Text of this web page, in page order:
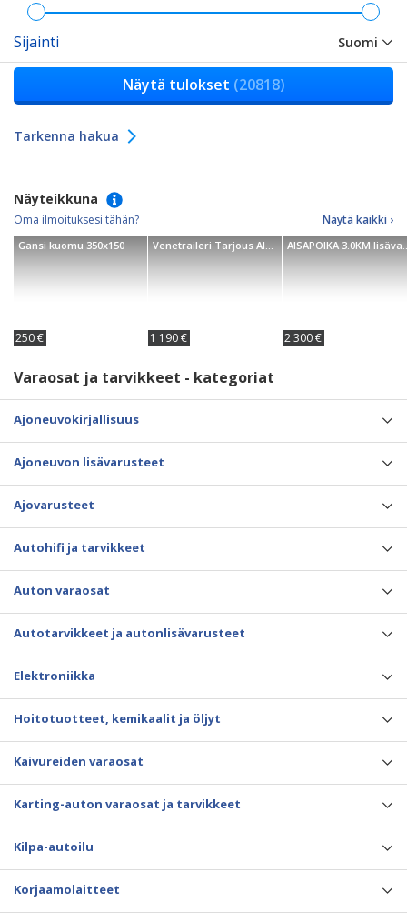
Suomi
Sijainti
Näytä tulokset (20818)
Tarkenna hakua
Näyteikkuna
Oma ilmoituksesi tähän? Näytä kaikki ›
Gansi kuomu 350x150
250 € 1 190 € 2 300 €
Varaosat ja tarvikkeet - kategoriat
Ajoneuvokirjallisuus
Ajoneuvon lisävarusteet
Ajovarusteet
Autohifi ja tarvikkeet
Auton varaosat
Autotarvikkeet ja autonlisävarusteet
Elektroniikka
Hoitotuotteet, kemikaalit ja öljyt
Kaivureiden varaosat
Karting-auton varaosat ja tarvikkeet
Kilpa-autoilu
Korjaamolaitteet